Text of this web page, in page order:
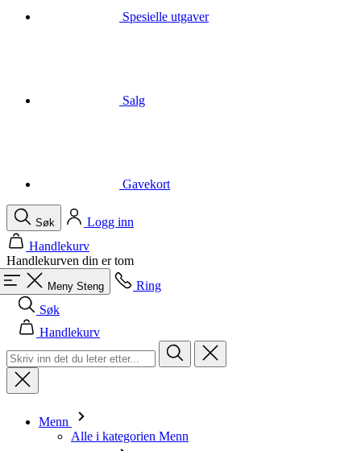
Spesielle utgaver
Salg
Gavekort
Søk
Logg inn
Handlekurv
Handlekurven din er tom
Meny Steng
Ring
Søk
Handlekurv
Menn
Alle i kategorien Menn